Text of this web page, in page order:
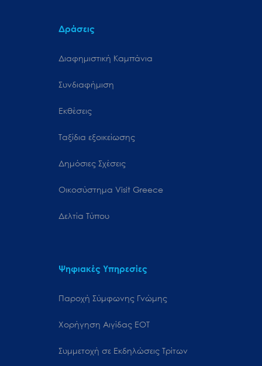
Δράσεις
Διαφημιστική Καμπάνια
Συνδιαφήμιση
Εκθέσεις
Ταξίδια εξοικείωσης
Δημόσιες Σχέσεις
Oικοσύστημα Visit Greece
Δελτία Τύπου
Ψηφιακές Υπηρεσίες
Παροχή Σύμφωνης Γνώμης
Χορήγηση Αιγίδας ΕΟΤ
Συμμετοχή σε Εκδηλώσεις Τρίτων